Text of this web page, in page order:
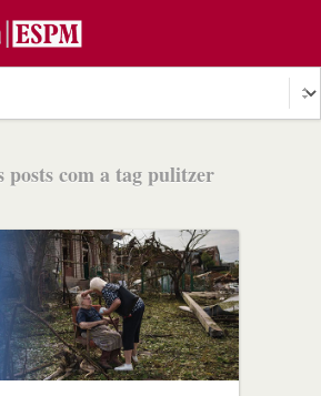
posts com a tag pulitzer